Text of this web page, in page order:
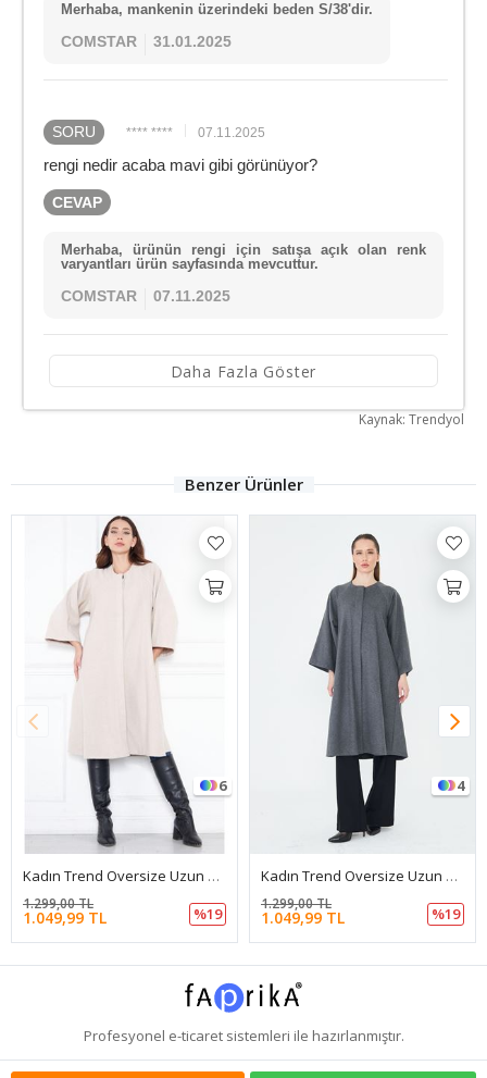
Merhaba, mankenin üzerindeki beden S/38'dir.
COMSTAR 31.01.2025
SORU **** **** 07.11.2025
rengi nedir acaba mavi gibi görünüyor?
CEVAP
Merhaba, ürünün rengi için satışa açık olan renk
varyantları ürün sayfasında mevcuttur.
COMSTAR 07.11.2025
Daha Fazla Göster
Kaynak: Trendyol
Benzer Ürünler
6
Kadın Trend Oversize Uzun Kol Şık Gri Kaşe Panço
1.049,99 TL
1.299,00 TL
%19
4
Kadın Trend Oversize Uzun Kol Şık Füme Kaşe Panço
1.049,99 TL
1.299,00 TL
%19
Profesyonel e-ticaretsistemleri ile hazırlanmıştır.